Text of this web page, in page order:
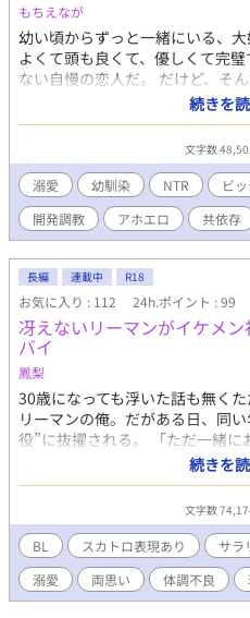
もちえなが
幼い頃からずっと一緒にいる、
よくて頭も良くて、優しくて完
ない自慢の恋人だ。 だけど、そ
て――、なんとNTR(寝取られ)好
完璧イケメン×ビッチにされて
ラブコメです。 ※ラブラブのバ
が色んな男に悪戯されます。 ※
意ください。 ※攻め視点あり。
続きを
文字数
溺愛 幼馴染 NTR ビ
開発調教
アホエロ 共依存
長編 連載中 R18
お気に入り : 112 24h.ポイント : 99
冴えないリーマンがイケメ
バイ
鳳梨
30歳になっても浮いた話も無く
リーマンの俺。だがある日、同
役”に抜擢される。 「ただ一緒
す。今度ご飯でもどうですか？
ら——ホテルに連れ込まれ腹を壊
に！？ ※R18行為あり。直接描
ます。（マーク無しでも自慰ま
トロ（大小）あり。予兆や我慢
写がある話には【★】を付けて
等あります。苦手な方はご注意下
続きを
文字数
BL スカトロ表現あり サラ
溺愛
両思い 体調不良